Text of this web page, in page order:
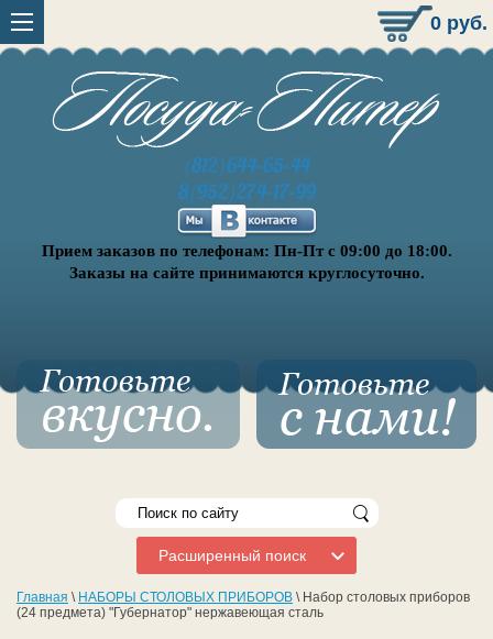
0 руб.
(812)644-65-44
8(952)274-17-99
Прием заказов по телефонам: Пн-Пт с 09:00 до 18:00.
Заказы на сайте принимаются круглосуточно.
Расширенный поиск
Главная \ НАБОРЫ СТОЛОВЫХ ПРИБОРОВ \ Набор столовых приборов
(24 предмета) "Губернатор" нержавеющая сталь